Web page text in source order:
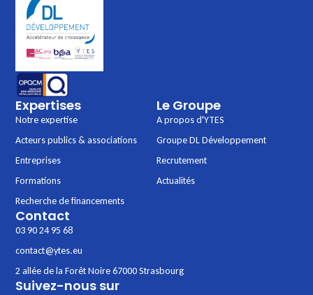
Expertises
Notre expertise
Acteurs publics & associations
Entreprises
Formations
Recherche de financements
Le Groupe
A propos d'YTES
Groupe DL Développement
Recrutement
Actualités
Contact
03 90 24 95 68
contact@ytes.eu
2 allée de la Forêt Noire 67000 Strasbourg
Suivez-nous sur